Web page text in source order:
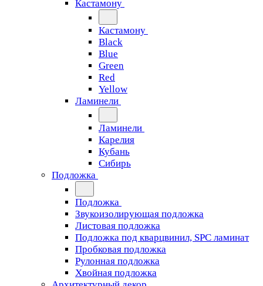
Кастамону
Кастамону
Black
Blue
Green
Red
Yellow
Ламинели
Ламинели
Карелия
Кубань
Сибирь
Подложка
Подложка
Звукоизолирующая подложка
Листовая подложка
Подложка под кварцвинил, SPC ламинат
Пробковая подложка
Рулонная подложка
Хвойная подложка